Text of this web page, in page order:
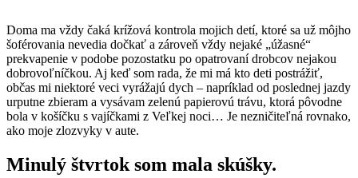
Doma ma vždy čaká krížová kontrola mojich detí, ktoré sa už môjho
šoférovania nevedia dočkať a zároveň vždy nejaké „úžasné“
prekvapenie v podobe pozostatku po opatrovaní drobcov nejakou
dobrovoľníčkou. Aj keď som rada, že mi má kto deti postrážiť,
občas mi niektoré veci vyrážajú dych – napríklad od poslednej jazdy
urputne zbieram a vysávam zelenú papierovú trávu, ktorá pôvodne
bola v košíčku s vajíčkami z Veľkej noci… Je nezničiteľná rovnako,
ako moje zlozvyky v aute.
Minulý štvrtok som mala skúšky.